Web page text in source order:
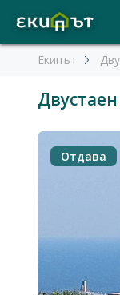
Екипът
Отдава